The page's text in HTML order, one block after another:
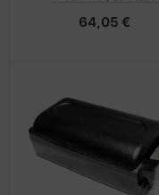
64,05 €